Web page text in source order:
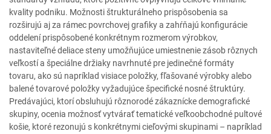
kvality podniku. Možnosti štrukturálneho prispôsobenia sa
rozširujú aj za rámec povrchovej grafiky a zahŕňajú konfigurácie
oddelení prispôsobené konkrétnym rozmerom výrobkov,
nastaviteľné deliace steny umožňujúce umiestnenie zásob rôznych
veľkostí a špeciálne držiaky navrhnuté pre jedinečné formáty
tovaru, ako sú napríklad visiace položky, fľašované výrobky alebo
balené tovarové položky vyžadujúce špecifické nosné štruktúry.
Predávajúci, ktorí obsluhujú rôznorodé zákaznícke demografické
skupiny, ocenia možnosť vytvárať tematické veľkoobchodné pultové
košie, ktoré rezonujú s konkrétnymi cieľovými skupinami – napríklad